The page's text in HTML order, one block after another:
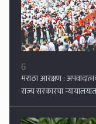
सरकारने दबावात निर्णय
इशारा